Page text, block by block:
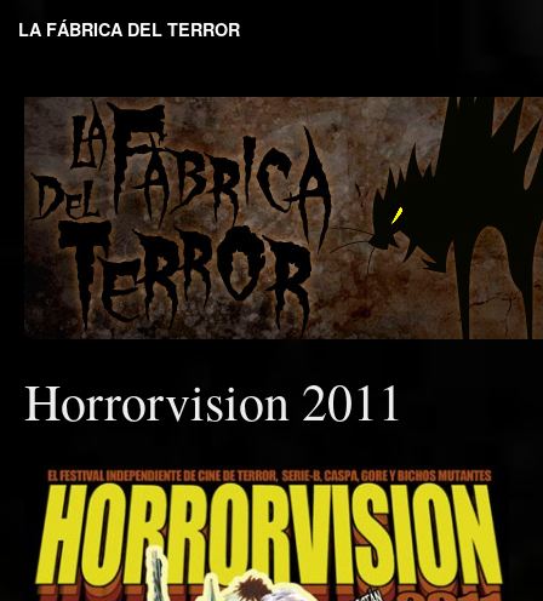
LA FÁBRICA DEL TERROR
Horrorvision 2011